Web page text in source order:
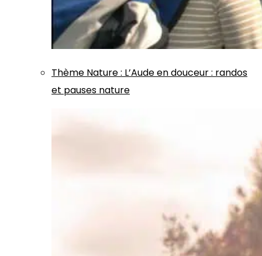
Thème Nature: L’Aude en douceur : randos
et pauses nature